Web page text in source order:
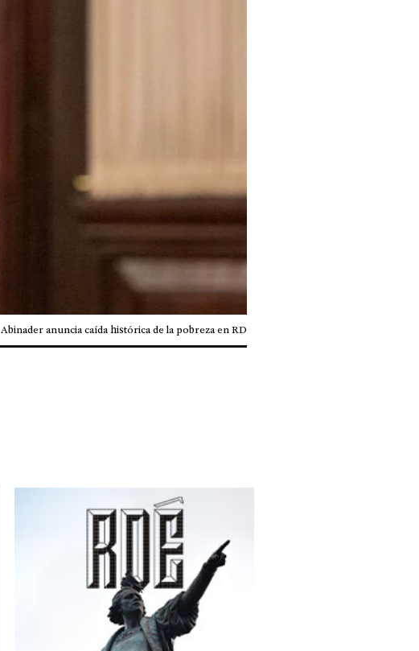
Abinader anuncia caída histórica de la pobreza en RD